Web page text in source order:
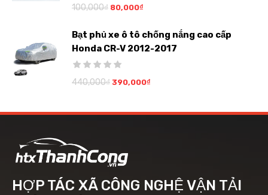
100,000₫ 80,000₫
Bạt phủ xe ô tô chống nắng cao cấp
Honda CR-V 2012-2017
440,000₫ 390,000₫
HỢP TÁC XÃ CÔNG NGHỆ VẬN TẢI